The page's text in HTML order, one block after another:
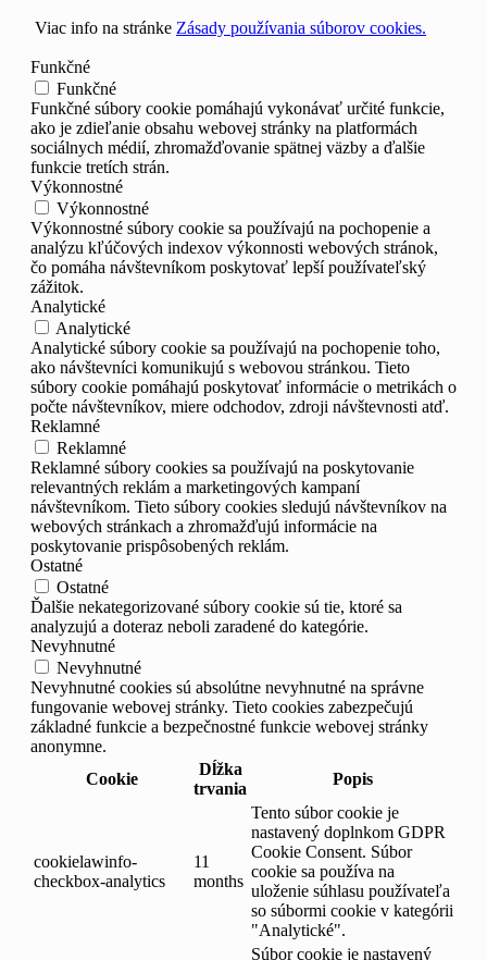
Viac info na stránke Zásady používania súborov cookies.
Funkčné
Funkčné
Funkčné súbory cookie pomáhajú vykonávať určité funkcie,
ako je zdieľanie obsahu webovej stránky na platformách
sociálnych médií, zhromažďovanie spätnej väzby a ďalšie
funkcie tretích strán.
Výkonnostné
Výkonnostné
Výkonnostné súbory cookie sa používajú na pochopenie a
analýzu kľúčových indexov výkonnosti webových stránok,
čo pomáha návštevníkom poskytovať lepší používateľský
zážitok.
Analytické
Analytické
Analytické súbory cookie sa používajú na pochopenie toho,
ako návštevníci komunikujú s webovou stránkou. Tieto
súbory cookie pomáhajú poskytovať informácie o metrikách o
počte návštevníkov, miere odchodov, zdroji návštevnosti atď.
Reklamné
Reklamné
Reklamné súbory cookies sa používajú na poskytovanie
relevantných reklám a marketingových kampaní
návštevníkom. Tieto súbory cookies sledujú návštevníkov na
webových stránkach a zhromažďujú informácie na
poskytovanie prispôsobených reklám.
Ostatné
Ostatné
Ďalšie nekategorizované súbory cookie sú tie, ktoré sa
analyzujú a doteraz neboli zaradené do kategórie.
Nevyhnutné
Nevyhnutné
Nevyhnutné cookies sú absolútne nevyhnutné na správne
fungovanie webovej stránky. Tieto cookies zabezpečujú
základné funkcie a bezpečnostné funkcie webovej stránky
anonymne.
Cookie
Dĺžka
trvania
Popis
cookielawinfo-
checkbox-analytics
11
months
Tento súbor cookie je
nastavený doplnkom GDPR
Cookie Consent. Súbor
cookie sa používa na
uloženie súhlasu používateľa
so súbormi cookie v kategórii
"Analytické".
Súbor cookie je nastavený